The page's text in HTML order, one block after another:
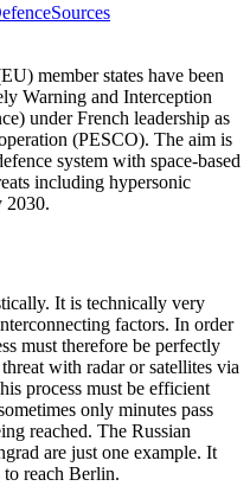
member states have been
Warning and Inter­ception
under French leadership as
(PESCO). The aim is
system with space-based
including hypersonic
2030.
It is technically very
factors. In order
must therefore be perfectly
with radar or satellites via
process must be efficient
only minutes pass
reached. The Russian
are just one example. It
reach Berlin.